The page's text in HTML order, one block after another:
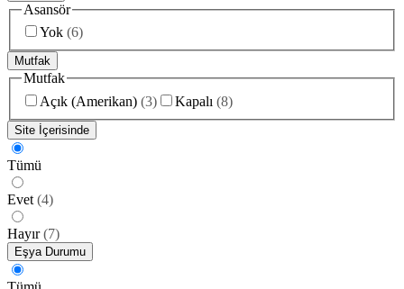
Asansör
Yok (6)
Mutfak
Mutfak
Açık (Amerikan) (3) Kapalı (8)
Site İçerisinde
Tümü
Evet (4)
Hayır (7)
Eşya Durumu